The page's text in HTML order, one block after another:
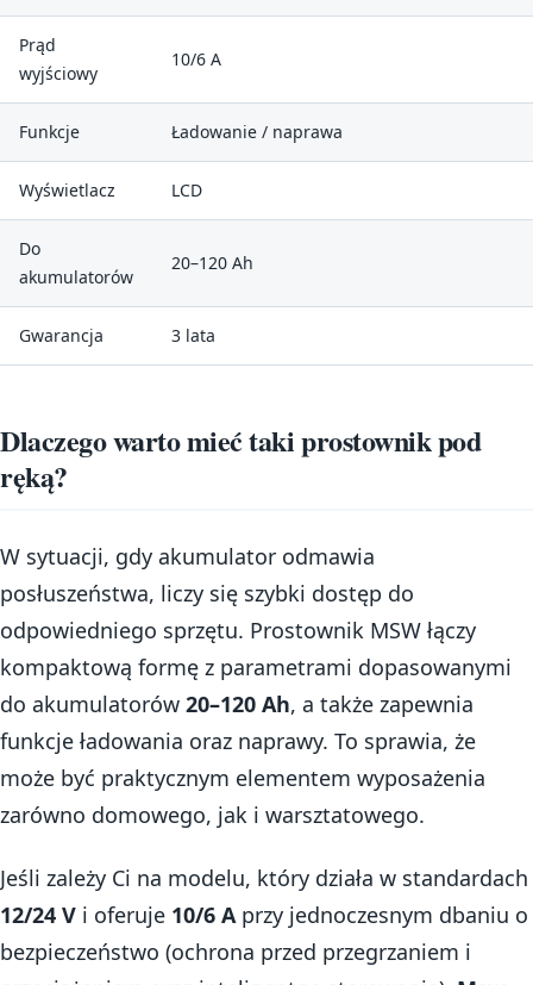
Prąd
wyjściowy
10/6 A
Funkcje Ładowanie / naprawa
Wyświetlacz LCD
Do
akumulatorów
20–120 Ah
Gwarancja 3 lata
Dlaczego warto mieć taki prostownik pod
ręką?
W sytuacji, gdy akumulator odmawia
posłuszeństwa, liczy się szybki dostęp do
odpowiedniego sprzętu. Prostownik MSW łączy
kompaktową formę z parametrami dopasowanymi
do akumulatorów 20–120 Ah, a także zapewnia
funkcje ładowania oraz naprawy. To sprawia, że
może być praktycznym elementem wyposażenia
zarówno domowego, jak i warsztatowego.
Jeśli zależy Ci na modelu, który działa w standardach
12/24 V i oferuje 10/6 Aprzy jednoczesnym dbaniu o
bezpieczeństwo (ochrona przed przegrzaniem i